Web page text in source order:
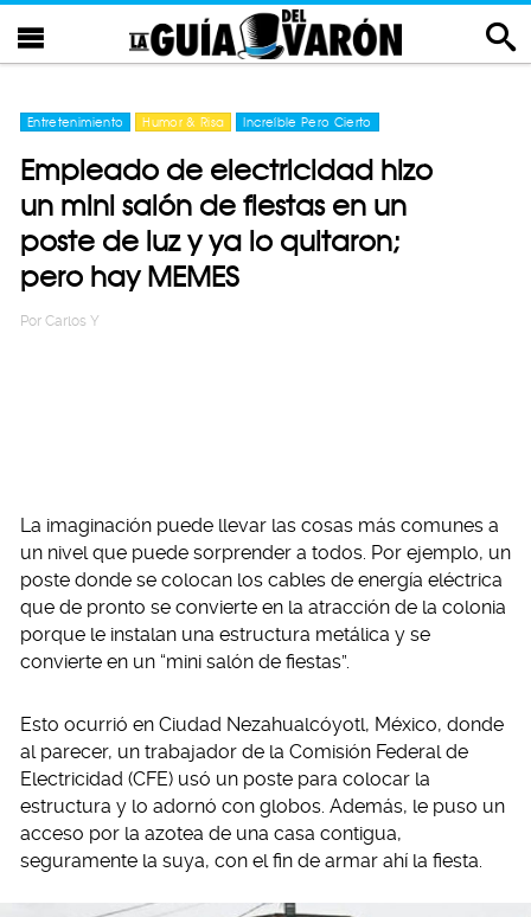
Entretenimiento Humor & Risa Increíble Pero Cierto
Empleado de electricidad hizo
un mini salón de fiestas en un
poste de luz y ya lo quitaron;
pero hay MEMES
Por Carlos Y
La imaginación puede llevar las cosas más comunes a
un nivel que puede sorprender a todos. Por ejemplo, un
poste donde se colocan los cables de energía eléctrica
que de pronto se convierte en la atracción de la colonia
porque le instalan una estructura metálica y se
convierte en un “mini salón de fiestas”.
Esto ocurrió en Ciudad Nezahualcóyotl, México, donde
al parecer, un trabajador de la Comisión Federal de
Electricidad (CFE) usó un poste para colocar la
estructura y lo adornó con globos. Además, le puso un
acceso por la azotea de una casa contigua,
seguramente la suya, con el fin de armar ahí la fiesta.